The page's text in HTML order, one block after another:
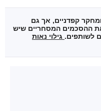
קפדניים, אך גם
ההסכמים המסחריים שיש
לשותפים. גילוי נאות